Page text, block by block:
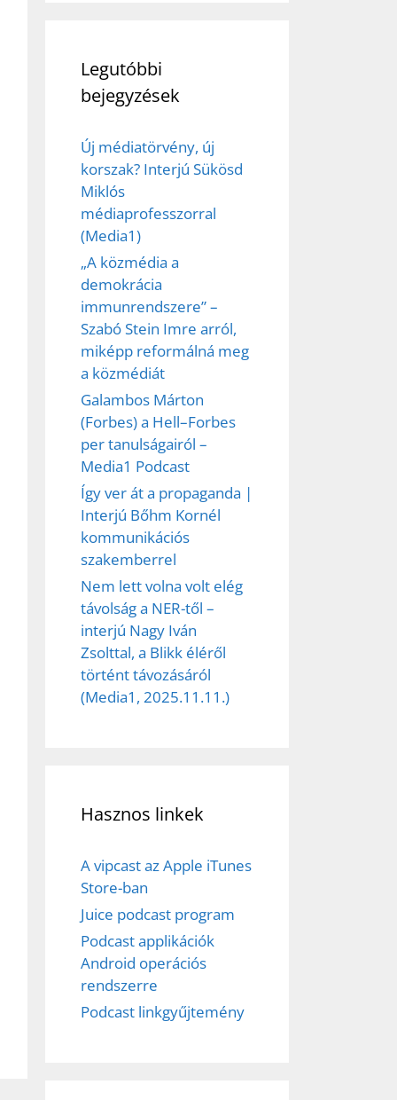
Legutóbbi
bejegyzések
Új médiatörvény, új
korszak? Interjú Sükösd
Miklós
médiaprofesszorral
(Media1)
„A közmédia a
demokrácia
immunrendszere” –
Szabó Stein Imre arról,
miképp reformálná meg
a közmédiát
Galambos Márton
(Forbes) a Hell–Forbes
per tanulságairól –
Media1 Podcast
Így ver át a propaganda |
Interjú Bőhm Kornél
kommunikációs
szakemberrel
Nem lett volna volt elég
távolság a NER-től –
interjú Nagy Iván
Zsolttal, a Blikk éléről
történt távozásáról
(Media1, 2025.11.11.)
Hasznos linkek
A vipcast az Apple iTunes
Store-ban
Juice podcast program
Podcast applikációk
Android operációs
rendszerre
Podcast linkgyűjtemény